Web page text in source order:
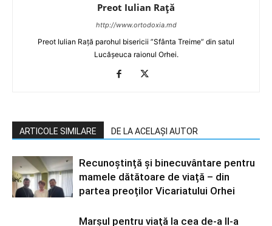
Preot Iulian Raţă
http://www.ortodoxia.md
Preot Iulian Rață parohul bisericii ”Sfânta Treime” din satul
Lucășeuca raionul Orhei.
ARTICOLE SIMILARE DE LA ACELAȘI AUTOR
Recunoștință și binecuvântare pentru
mamele dătătoare de viață – din
partea preoților Vicariatului Orhei
Marșul pentru viață la cea de-a II-a